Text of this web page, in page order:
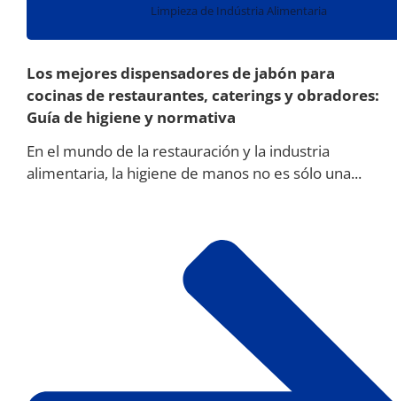
Limpieza de Indústria Alimentaria
Los mejores dispensadores de jabón para
cocinas de restaurantes, caterings y obradores:
Guía de higiene y normativa
En el mundo de la restauración y la industria
alimentaria, la higiene de manos no es sólo una...